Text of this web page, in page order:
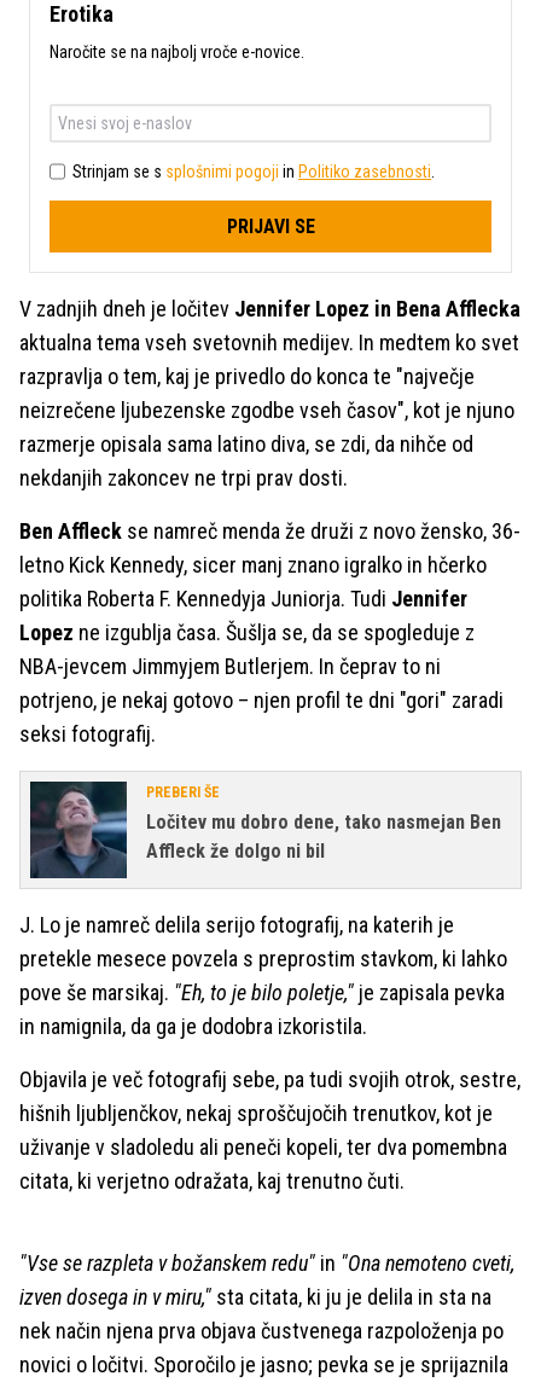
Erotika
Naročite se na najbolj vroče e-novice.
Strinjam se s splošnimi pogoji in Politiko zasebnosti
PRIJAVI SE
V zadnjih dneh je ločitev Jennifer Lopez in Bena Afflecka
aktualna tema vseh svetovnih medijev. In medtem ko svet
razpravlja o tem, kaj je privedlo do konca te "največje
neizrečene ljubezenske zgodbe vseh časov", kot je njuno
razmerje opisala sama latino diva, se zdi, da nihče od
nekdanjih zakoncev ne trpi prav dosti.
Ben Affleck se namreč menda že druži z novo žensko, 36-
letno Kick Kennedy, sicer manj znano igralko in hčerko
politika Roberta F. Kennedyja Juniorja. Tudi Jennifer
Lopez ne izgublja časa. Šušlja se, da se spogleduje z
NBA-jevcem Jimmyjem Butlerjem. In čeprav to ni
potrjeno, je nekaj gotovo – njen profil te dni "gori" zaradi
seksi fotografij.
PREBERI ŠE
Ločitev mu dobro dene, tako nasmejan Ben
Affleck že dolgo ni bil
J. Lo je namreč delila serijo fotografij, na katerih je
pretekle mesece povzela s preprostim stavkom, ki lahko
pove še marsikaj. "Eh, to je bilo poletje," je zapisala pevka
in namignila, da ga je dodobra izkoristila.
Objavila je več fotografij sebe, pa tudi svojih otrok, sestre,
hišnih ljubljenčkov, nekaj sproščujočih trenutkov, kot je
uživanje v sladoledu ali peneči kopeli, ter dva pomembna
citata, ki verjetno odražata, kaj trenutno čuti.
"Vse se razpleta v božanskem redu" in "Ona nemoteno cveti,
izven dosega in v miru," sta citata, ki ju je delila in sta na
nek način njena prva objava čustvenega razpoloženja po
novici o ločitvi. Sporočilo je jasno; pevka se je sprijaznila